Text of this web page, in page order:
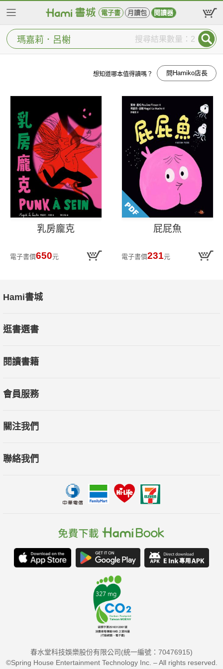
電子書 月讀包 閱讀器
搜尋結果數量：2
想知道哪本值得讀嗎？ 問Hamiko店長
乳房龐克
電子書價650元
屁屁魚
電子書價231元
Hami書城
逛書選書
閱讀書籍
會員服務
關注我們
聯絡我們
春水堂科技娛樂股份有限公司(統一編號：70476915)
©Spring House Entertainment Technology Inc. – All rights reserved.